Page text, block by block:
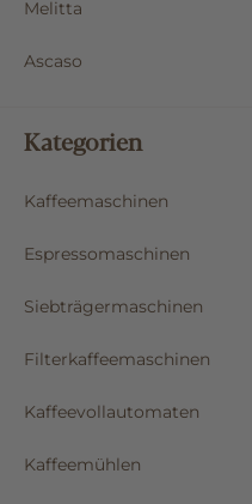
Melitta
Ascaso
Kategorien
Kaffeemaschinen
Espressomaschinen
Siebträgermaschinen
Filterkaffeemaschinen
Kaffeevollautomaten
Kaffeemühlen